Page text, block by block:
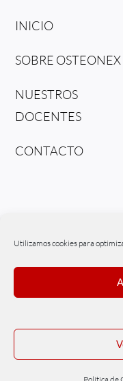
Utilizamos cookies para
INICIO
SOBRE OSTEONEX
NUESTROS
DOCENTES
CONTACTO
© Copyright –
Políticas de Cookies|